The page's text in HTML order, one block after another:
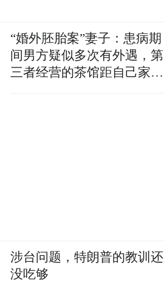
“婚外胚胎案”妻子：患病期
间男方疑似多次有外遇，第
三者经营的茶馆距自己家步
涉台问题，特朗普的教训还
没吃够